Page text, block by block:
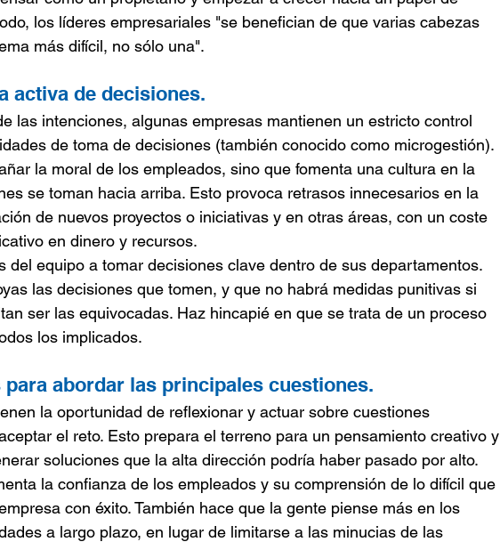
los líderes empresariales "se benefician de que varias cabezas
más difícil, no sólo una".
activa de decisiones.
las intenciones, algunas empresas mantienen un estricto control
de toma de decisiones (también conocido como microgestión).
la moral de los empleados, sino que fomenta una cultura en la
se toman hacia arriba. Esto provoca retrasos innecesarios en la
de nuevos proyectos o iniciativas y en otras áreas, con un coste
en dinero y recursos.
del equipo a tomar decisiones clave dentro de sus departamentos.
las decisiones que tomen, y que no habrá medidas punitivas si
ser las equivocadas. Haz hincapié en que se trata de un proceso
los implicados.
para abordar las principales cuestiones.
la oportunidad de reflexionar y actuar sobre cuestiones
el reto. Esto prepara el terreno para un pensamiento creativo y
soluciones que la alta dirección podría haber pasado por alto.
la confianza de los empleados y su comprensión de lo difícil que
con éxito. También hace que la gente piense más en los
a largo plazo, en lugar de limitarse a las minucias de las